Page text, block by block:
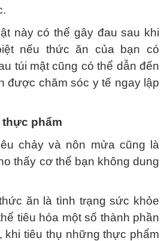
này có thể gây đau sau khi
nếu thức ăn của bạn có
túi mật cũng có thể dẫn đến
được chăm sóc y tế ngay lập
phẩm
chảy và nôn mửa cũng là
thấy cơ thể bạn không dung
ăn là tình trạng sức khỏe
tiêu hóa một số thành phần
khi tiêu thụ những thực phẩm